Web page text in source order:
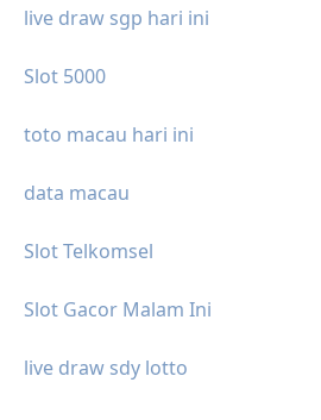
live draw sgp hari ini
Slot 5000
toto macau hari ini
data macau
Slot Telkomsel
Slot Gacor Malam Ini
live draw sdy lotto